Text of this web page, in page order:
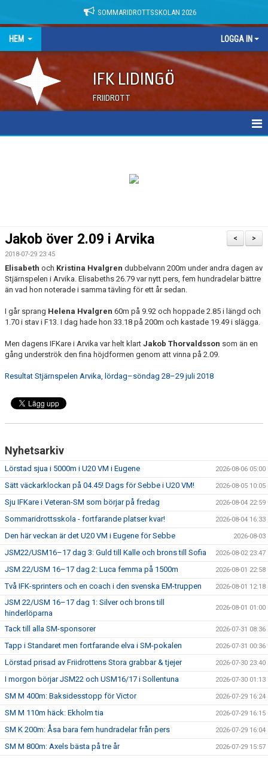
SOMMARIDROTTSSKOLAN 2026
HEM LOGGA IN
IFK LIDINGÖ
FRIIDROTT
>
<
Jakob över 2.09 i Arvika
2018-07-29 23:45
Elisabeth och Kristina Hvalgren dubbelvann 200m under andra dagen av
Stjärnspelen i Arvika. Elisabeths 26.79 var nytt pers, fem hundradelar bättre
än vad hon noterade i samma tävling för ett år sedan.
I går sprang Helena Hvalgren 60m på 9.92 och hoppade 2.85 i längd och
1.70 i stav i F13. I dag hade hon 33.18 på 200m och kastade 19.49 i slägga.
Men dagens IFKare i Arvika var helt klart Jakob Thorvaldsson som än en
gång underströk den fina höjdformen genom att vinna på 2.09.
Resultat Stjärnspelen Arvika, lördag–söndag 28–29 juli 2018
Nyhetsarkiv
Lörstad sjua i 5000m i U20 VM i Eugene 2026-08-06 05:00
Sätt väckarklockan på 04.45! Dags för Sebbe i U20 VM! 2026-08-05 10:05
Sju IFKare i Veteran-SM som börjar på fredag 2026-08-04 22:59
Sommaridrottsskola - fortfarande platser kvar! 2026-08-04 16:33
Den här veckan är det U20 VM i Eugene för Sebbe 2026-08-03
JSM22/USM16–17 dag 3: Guld till Kalle och brons till Sofia 2026-08-02 23:47
JSM 22/USM 16–17 dag 2: Luca femma på 1500m 2026-08-01 22:58
Två IFK-sprinters och en coach i den svenska EM-truppen 2026-08-01 12:18
JSM 22/USM 16–17 dag 1: Silver och brons till
hinderlöparna
2026-08-01 01:00
Tack till alla SM-sponsorer 2026-07-31 08:36
Tapp i Standaret men fortfarande elva i SM-pokalen 2026-07-31 00:36
Lörstad prisad av Friidrottens Stora grabbar & tjejer 2026-07-30 23:40
I morgon börjar JSM22 och USM16/17 i Sollentuna 2026-07-30 01:13
SM M 400m: Baksidesstopp för Victor 2026-07-29 16:24
SM M 110m häck: Ekholm tia 2026-07-29 16:15
SM K 200m: Åsa bara fem hundradelar från pers 2026-07-29 16:04
SM M 800m: Axels bästa på tre år 2026-07-29 15:57